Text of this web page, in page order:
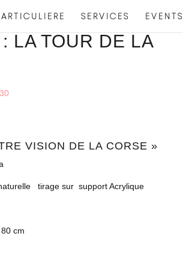
SERVICES EVENTS
LA TOUR DE LA
VISION DE LA CORSE »
tirage sur support Acrylique
cm